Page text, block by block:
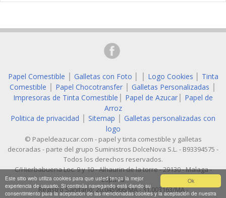
Ok
Este sitio web utiliza cookies para que usted tenga la mejor
experiencia de usuario. Si continúa navegando está dando su
consentimiento para la aceptación de las mencionadas cookies y la aceptación de nuestra
Papel Comestible Galletas con Foto Logo Cookies
Tinta
Comestible
Papel Chocotransfer Galletas Personalizadas
Impresoras de Tinta Comestible Papel de Azucar
Papel de
Arroz
Politica de privacidad
Sitemap
Galletas personalizadas con
logo
© Papeldeazucar.com - papel y tinta comestible y galletas
decoradas - parte del grupo Suministros DolceNova S.L. - B93394575 -
Todos los derechos reservados.
C/Hierbabuena Loc. 9 y 10 - Alhaurin de la torre - 29130 - Malaga -
España
Registro Sanitario: 20.045966/MA - 31.003163/MA -